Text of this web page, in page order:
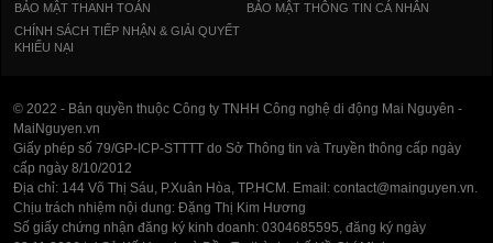
Cấu hình màu 10-bit & D-Log M
DJI Osmo Nano có thể dễ dàng ghi lại hơn một tỷ
màu sắc với độ chi tiết tuyệt đẹp ở cả vùng sáng và
vùng tối. Dù chụp trong môi trường dải động cao hay
BẢO MẬT THANH TOÁN
BẢO MẬT THÔNG TIN CÁ NHÂN
CHÍNH SÁCH TIẾP NHẬN & GIẢI QUYẾT
KHIẾU NẠI
© 2022 - Bản quyền thuộc Công ty TNHH Công nghệ di động Mai Nguyên -
MaiNguyen.vn
Giấy phép số 79/GP-ICP-STTTT do Sở Thông tin và Truyền thông cấp ngày
cấp ngày 8/10/2012
Địa chỉ: 144 Võ Thị Sáu, P.Xuân Hòa, TP.HCM. Email: contact@mainguyen.vn.
Chịu trách nhiệm nội dung: Đặng Thị Kim Hương
Số giấy chứng nhận đăng ký kinh doanh: 0304685595, đăng ký ngày